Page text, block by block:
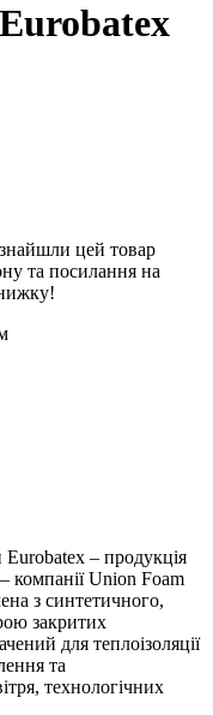
цей товар
та посилання на
Eurobatex – продукція
компанії Union Foam
з синтетичного,
закритих
для теплоізоляції
та
технологічних